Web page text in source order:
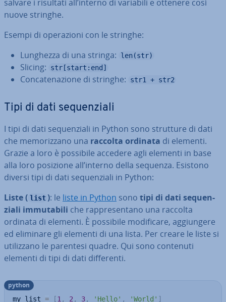
salvare i risultati all’interno di variabili e ottenere così
nuove stringhe.
Esempi di ope­ra­zio­ni con le stringhe:
Lunghezza di una stringa:
len(str)
Slicing: str[start:end]
Con­ca­te­na­zio­ne di stringhe: str1 + str2
Tipi di dati se­quen­zia­li
I tipi di dati se­quen­zia­li in Python sono strutture di dati
che me­mo­riz­za­no una raccolta ordinata di elementi.
Grazie a loro è possibile accedere agli elementi in base
alla loro posizione all’interno della sequenza. Esistono
diversi tipi di dati se­quen­zia­li in Python:
Liste ( list ): le liste in Python sono tipi di dati se­quen­
zia­li im­mu­ta­bi­li che rap­pre­sen­ta­no una raccolta
ordinata di elementi. È possibile mo­di­fi­ca­re, ag­giun­ge­re
ed eliminare gli elementi di una lista. Per creare le liste si
uti­liz­za­no le parentesi quadre. Qui sono contenuti
elementi di tipi di dati dif­fe­ren­ti.
my_list = [1 , 2 , 3, 'Hello' , 'World' ]
python